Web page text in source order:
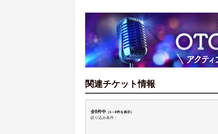
関連チケット情報
全8件中（1～8件を表示）
絞り込み条件：